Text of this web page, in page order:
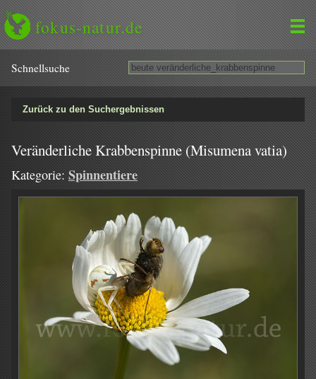
fokus-natur.de
Schnell­suche
Zurück zu den Suchergebnissen
Veränderliche Krabbenspinne (Misumena vatia)
Kategorie: Spinnentiere